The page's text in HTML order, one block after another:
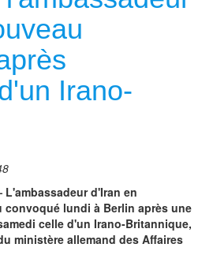
Irano-
d'Iran en
convoqué lundi à Berlin après une
celle d'un Irano-Britannique,
ministère allemand des Affaires